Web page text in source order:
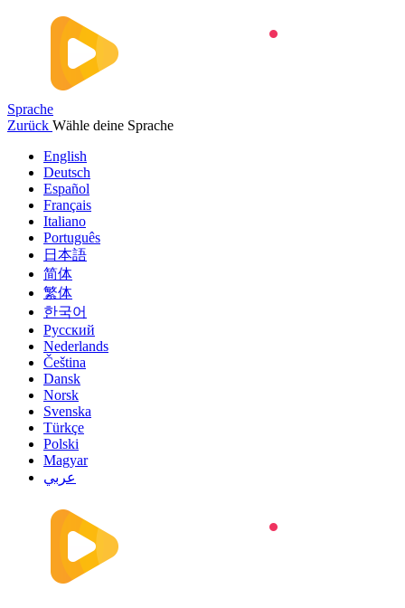
Sprache
Zurück Wähle deine Sprache
English
Deutsch
Español
Français
Italiano
Português
日本語
简体
繁体
한국어
Русский
Nederlands
Čeština
Dansk
Norsk
Svenska
Türkçe
Polski
Magyar
عربي